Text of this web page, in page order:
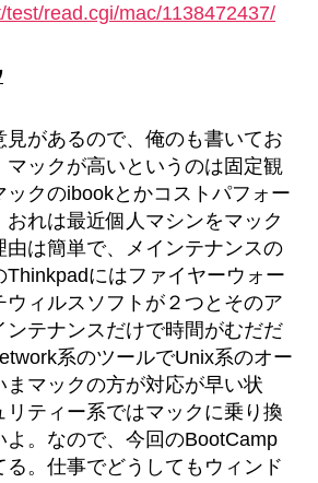
read.cgi/mac/1138472437/
の
見があるので、俺のも書いてお
マックが高いというのは固定観
ックのibookとかコストパフォー
れは最近個人マシンをマック
由は簡単で、メインテナンスの
Thinkpadにはファイヤーウォー
ウィルスソフトが２つとそのア
ンテナンスだけで時間がむだだ
系のツールでUnix系のオー
まマックの方が対応が早い状
リティー系ではマックに乗り換
よ。なので、今回のBootCamp
る。仕事でどうしてもウィンド